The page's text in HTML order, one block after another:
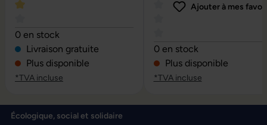
Note moyenne de 4 sur 5 étoiles
0 en stock
Livraison gratuite
Plus disponible
*TVA incluse
Note moyenne de 0 sur 5
Ajouter à mes
0 en stock
Plus disponible
*TVA incluse
Écologique, social et solidaire